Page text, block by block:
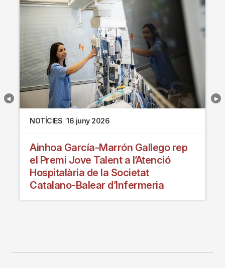
NOTÍCIES 16 juny 2026
Ainhoa García-Marrón Gallego rep
el Premi Jove Talent a l’Atenció
Hospitalària de la Societat
Catalano-Balear d’Infermeria